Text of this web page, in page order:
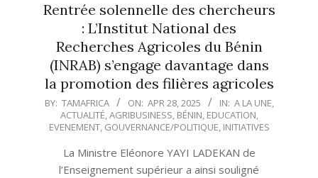
Rentrée solennelle des chercheurs
: L’Institut National des
Recherches Agricoles du Bénin
(INRAB) s’engage davantage dans
la promotion des filières agricoles
2025-
28
BY: TAMAFRICA ON: APR 28, 2025 IN: A LA UNE,
ACTUALITÉ,AGRIBUSINESS, BÉNIN, EDUCATION,
EVENEMENT, GOUVERNANCE/POLITIQUE, INITIATIVES
La Ministre Eléonore YAYI LADEKAN de
l’Enseignement supérieur a ainsi souligné